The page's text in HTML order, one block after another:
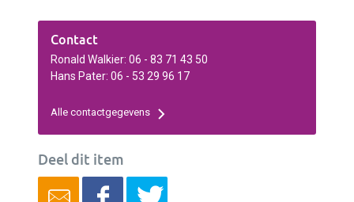
Contact
Ronald Walkier: 06 - 83 71 43 50
Hans Pater: 06 - 53 29 96 17
Alle contactgegevens
Deel dit item